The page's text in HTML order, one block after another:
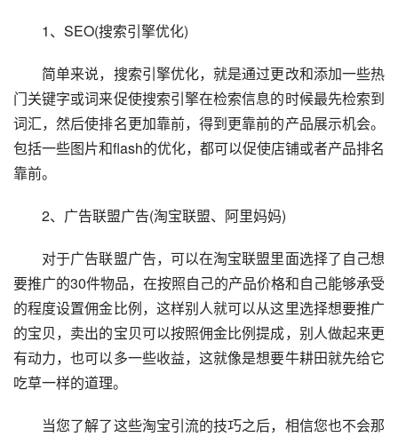
1、SEO(搜索引擎优化)
简单来说，搜索引擎优化，就是通过更改和添加一些热
门关键字或词来促使搜索引擎在检索信息的时候最先检索到
词汇，然后使排名更加靠前，得到更靠前的产品展示机会。
包括一些图片和flash的优化，都可以促使店铺或者产品排名
靠前。
2、广告联盟广告(淘宝联盟、阿里妈妈)
对于广告联盟广告，可以在淘宝联盟里面选择了自己想
要推广的30件物品，在按照自己的产品价格和自己能够承受
的程度设置佣金比例，这样别人就可以从这里选择想要推广
的宝贝，卖出的宝贝可以按照佣金比例提成，别人做起来更
有动力，也可以多一些收益，这就像是想要牛耕田就先给它
吃草一样的道理。
当您了解了这些淘宝引流的技巧之后，相信您也不会那